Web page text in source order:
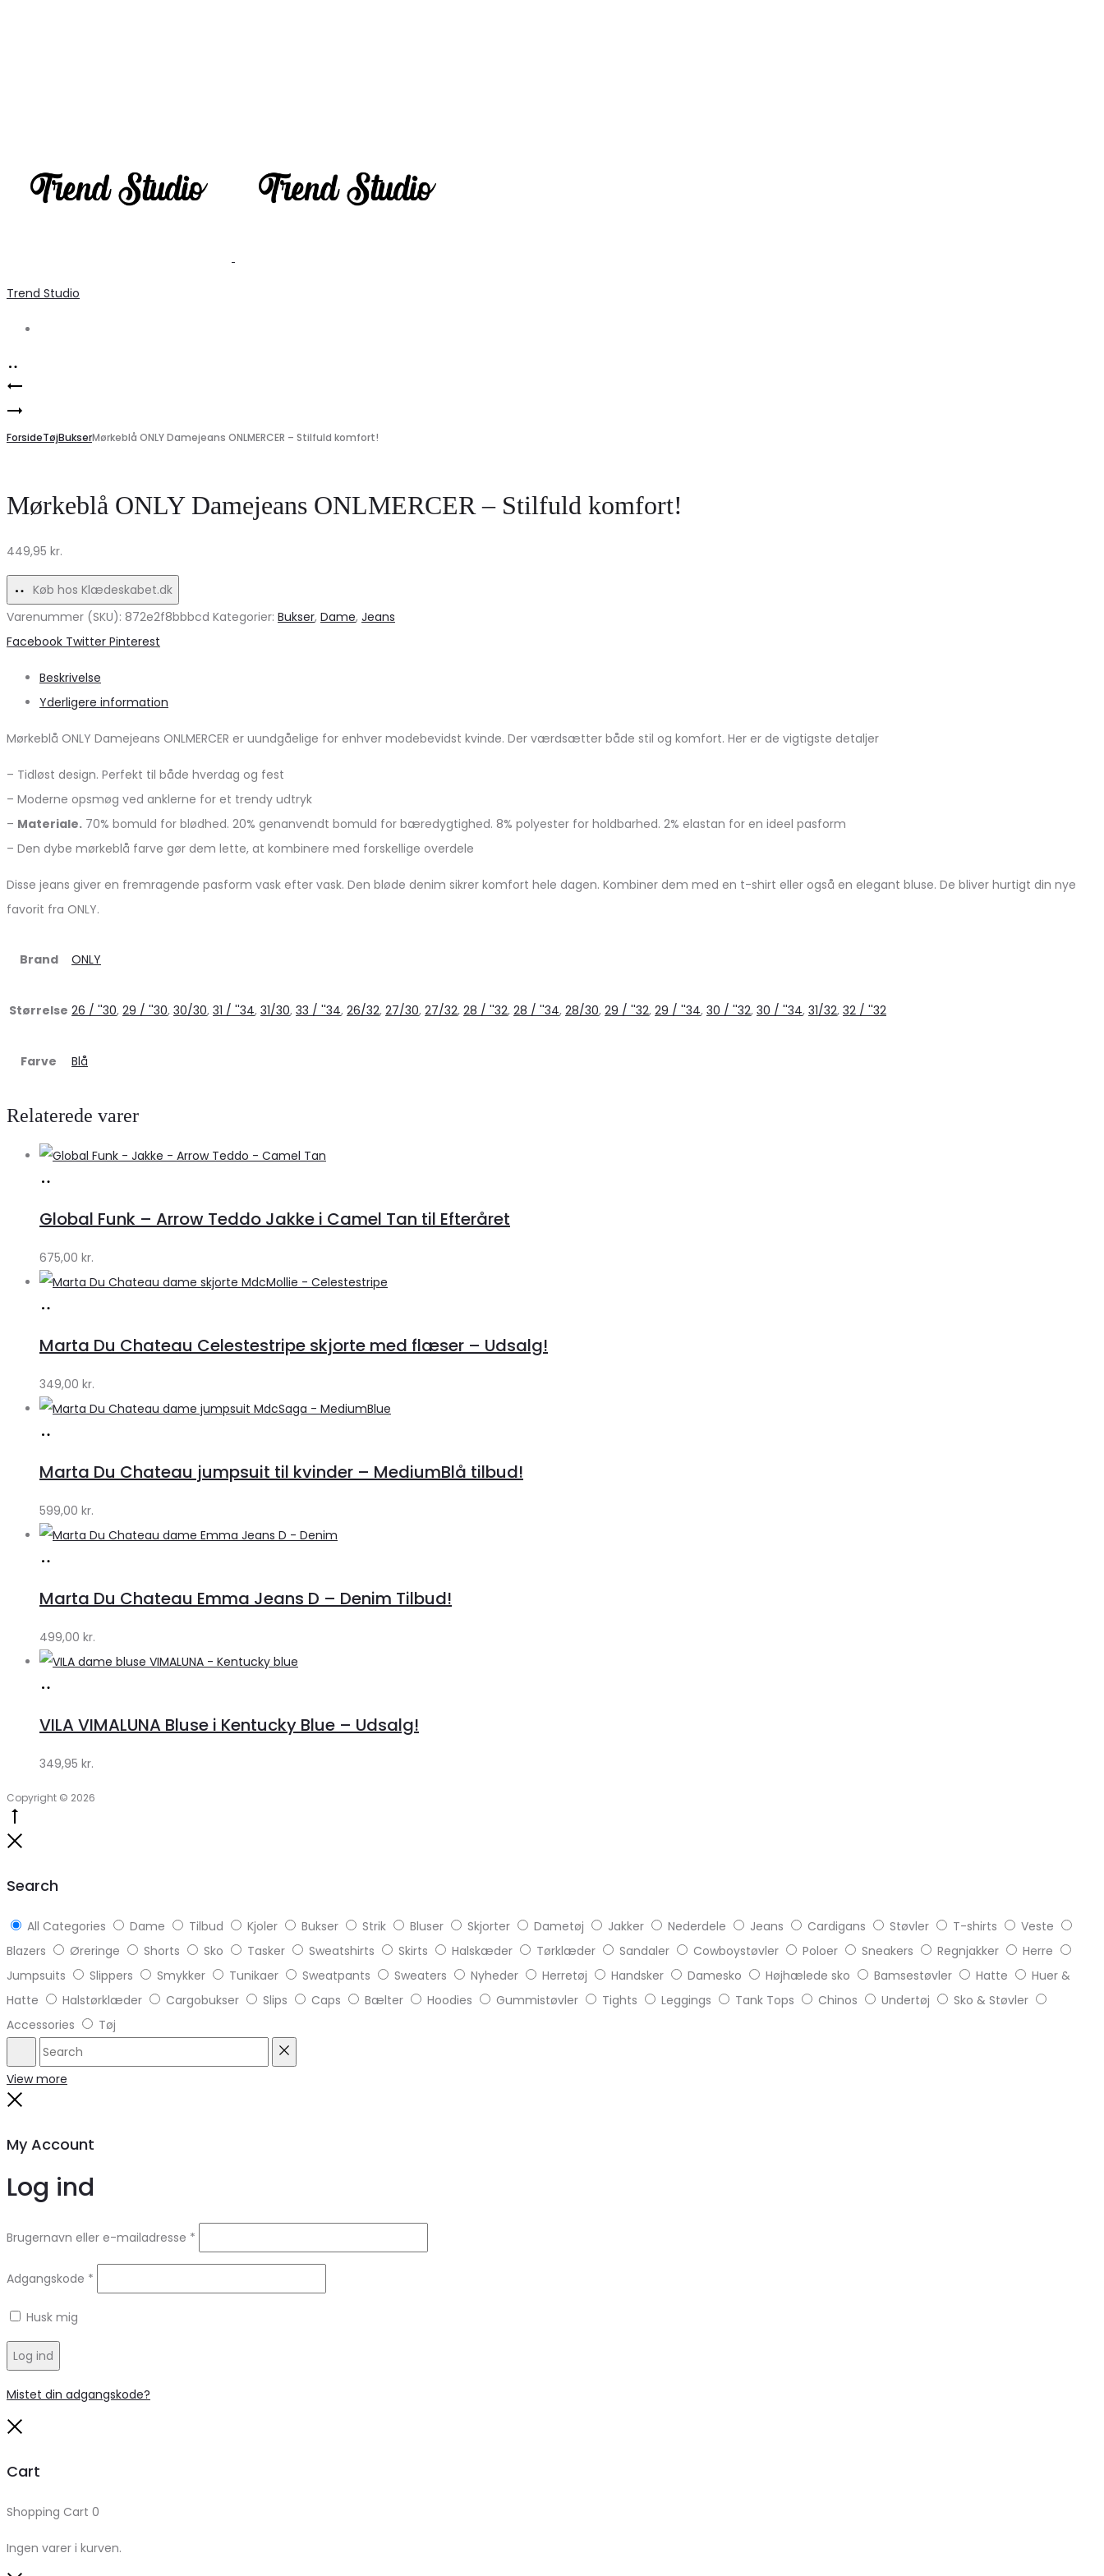
Trend Studio
Product
navigation
Chateau
Mørkeblå
Tilbud!
Victoire
dame
–
med
nitter
på
ForsideTøjBukserMørkeblå ONLY Damejeans ONLMERCER – Stilfuld komfort!
Mørkeblå ONLY Damejeans ONLMERCER – Stilfuld komfort!
449,95 kr.
Køb hos Klædeskabet.dk
Varenummer (SKU): 872e2f8bbbcd Kategorier: Bukser, Dame, Jeans
Share
Facebook Twitter Pinterest
Beskrivelse
Yderligere information
Mørkeblå ONLY Damejeans ONLMERCER er uundgåelige for enhver modebevidst kvinde. Der værdsætter både stil og komfort. Her er de vigtigste detaljer
– Tidløst design. Perfekt til både hverdag og fest
– Moderne opsmøg ved anklerne for et trendy udtryk
– Materiale. 70% bomuld for blødhed. 20% genanvendt bomuld for bæredygtighed. 8% polyester for holdbarhed. 2% elastan for en ideel pasform
– Den dybe mørkeblå farve gør dem lette, at kombinere med forskellige overdele
Disse jeans giver en fremragende pasform vask efter vask. Den bløde denim sikrer komfort hele dagen. Kombiner dem med en t-shirt eller også en elegant bluse. De bliver hurtigt din nye
favorit fra ONLY.
Brand ONLY
Størrelse 26 / ''30, 29 / ''30, 30/30, 31 / ''34, 31/30, 33 / ''34, 26/32, 27/30, 27/32, 28 / ''32, 28 / ''34, 28/30, 29 / ''32, 29 / ''34, 30 / ''32, 30 / ''34, 31/32, 32 / ''32
Farve Blå
Relaterede varer
Lykke
by
Lykke
Global Funk – Arrow Teddo Jakke i Camel Tan til Efteråret
675,00 kr.
Klædeskabet.dk
Marta Du Chateau Celestestripe skjorte med flæser – Udsalg!
349,00 kr.
Klædeskabet.dk
Marta Du Chateau jumpsuit til kvinder – MediumBlå tilbud!
599,00 kr.
Klædeskabet.dk
Marta Du Chateau Emma Jeans D – Denim Tilbud!
499,00 kr.
Klædeskabet.dk
VILA VIMALUNA Bluse i Kentucky Blue – Udsalg!
349,95 kr.
Copyright © 2026
Search
All Categories Dame Tilbud Kjoler Bukser Strik Bluser Skjorter Dametøj Jakker Nederdele Jeans Cardigans Støvler T-shirts
Veste
Blazers
Øreringe Shorts Sko Tasker Sweatshirts Skirts Halskæder Tørklæder Sandaler Cowboystøvler Poloer Sneakers Regnjakker
Herre
Jumpsuits
Slippers Smykker Tunikaer Sweatpants Sweaters Nyheder Herretøj Handsker Damesko Højhælede sko Bamsestøvler Hatte
Huer &
Hatte
Halstørklæder Cargobukser Slips Caps Bælter Hoodies Gummistøvler Tights Leggings Tank Tops Chinos Undertøj
Sko & Støvler
Accessories
Tøj
Search
View more
My Account
Log ind
Brugernavn eller e-mailadresse *
Adgangskode *
Husk mig
Log ind
Mistet din adgangskode?
Cart
Shopping Cart 0
Ingen varer i kurven.